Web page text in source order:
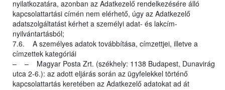
nyilatkozatára, azonban az Adatkezelő rendelkezésére álló
kapcsolattartási címén nem elérhető, úgy az Adatkezelő
adatszolgáltatást kérhet a személyi adat- és lakcím-
nyilvántartásból;
7.6. A személyes adatok továbbítása, címzettjei, illetve a
címzettek kategóriái
– – Magyar Posta Zrt. (székhely: 1138 Budapest, Dunavirág
utca 2-6.): az adott eljárás során az ügyfelekkel történő
kapcsolattartás keretében az Adatkezelő adatokat ad át